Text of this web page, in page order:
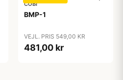
COBI
BMP-1
VEJL. PRIS 549,00 KR
481,00 kr